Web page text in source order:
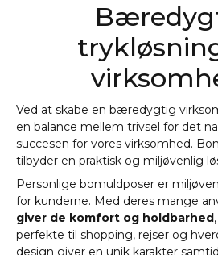
Ved at skabe en bæredygtig
en balance mellem trivsel for det
succesen for vores virksomhed.
tilbyder en praktisk og miljøvenlig
Personlige bomuldposer er
for kunderne. Med deres mange
giver de komfort og holdbarhed
perfekte til shopping, rejser og
design giver en unik karakter